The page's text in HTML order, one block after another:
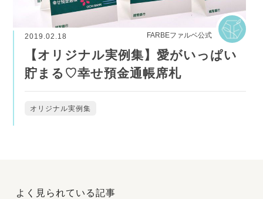
FARBEファルベ公式
2019.02.18
【オリジナル実例集】愛がいっぱい
貯まる♡幸せ預金通帳席札
オリジナル実例集
よく見られている記事